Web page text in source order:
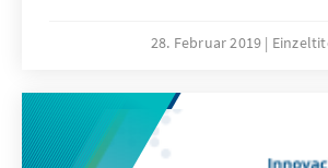
des BIP, der Wachstumsrate und
28. Februar 2019